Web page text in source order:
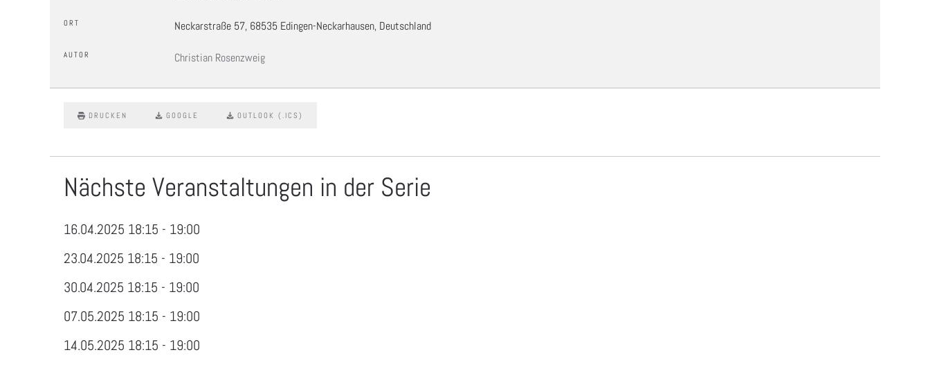
ORT Neckarstraße 57, 68535 Edingen-Neckarhausen, Deutschland
AUTOR Christian Rosenzweig
DRUCKEN GOOGLE OUTLOOK (.ICS)
Nächste Veranstaltungen in der Serie
16.04.2025 18:15 - 19:00
23.04.2025 18:15 - 19:00
30.04.2025 18:15 - 19:00
07.05.2025 18:15 - 19:00
14.05.2025 18:15 - 19:00